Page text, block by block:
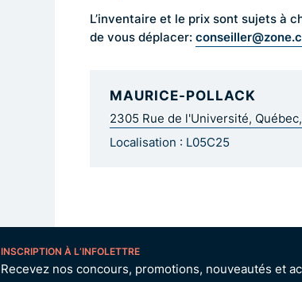
L’inventaire et le prix sont sujets à
de vous déplacer:
MAURICE-POLLACK
2305 Rue de l'Université, Québec,
Localisation : L05C25
INSCRIPTION À L’INFOLETTRE
Recevez nos concours, promotions, nouveautés et